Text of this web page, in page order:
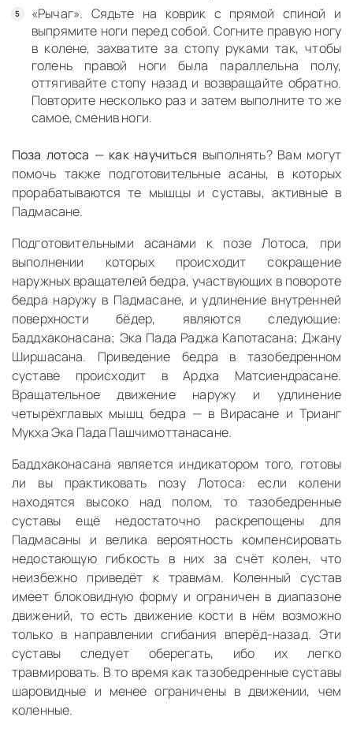
«Рычаг». Сядьте на коврик с прямой спиной и
выпрямите ноги перед собой. Согните правую ногу
в колене, захватите за стопу руками так, чтобы
голень правой ноги была параллельна полу,
оттягивайте стопу назад и возвращайте обратно.
Повторите несколько раз и затем выполните то же
самое, сменив ноги.
Поза лотоса — как научиться выполнять? Вам могут
помочь также подготовительные асаны, в которых
прорабатываются те мышцы и суставы, активные в
Падмасане.
Подготовительными асанами к позе Лотоса, при
выполнении которых происходит сокращение
наружных вращателей бедра, участвующих в повороте
бедра наружу в Падмасане, и удлинение внутренней
поверхности бёдер, являются следующие:
Баддхаконасана; Эка Пада Раджа Капотасана; Джану
Ширшасана. Приведение бедра в тазобедренном
суставе происходит в Ардха Матсиендрасане.
Вращательное движение наружу и удлинение
четырёхглавых мышц бедра — в Вирасане и Трианг
Мукха Эка Пада Пашчимоттанасане.
Баддхаконасана является индикатором того, готовы
ли вы практиковать позу Лотоса: если колени
находятся высоко над полом, то тазобедренные
суставы ещё недостаточно раскрепощены для
Падмасаны и велика вероятность компенсировать
недостающую гибкость в них за счёт колен, что
неизбежно приведёт к травмам. Коленный сустав
имеет блоковидную форму и ограничен в диапазоне
движений, то есть движение кости в нём возможно
только в направлении сгибания вперёд-назад. Эти
суставы следует оберегать, ибо их легко
травмировать. В то время как тазобедренные суставы
шаровидные и менее ограничены в движении, чем
коленные.